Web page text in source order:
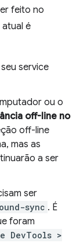
feito no
é
service
ou o
off-line no
off-line
mas as
a ser
ser
sync . É
foram
DevTools >